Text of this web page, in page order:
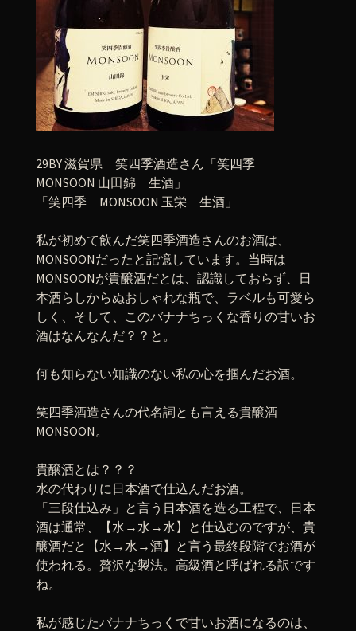
29BY 滋賀県 笑四季酒造さん「笑四季
MONSOON 山田錦 生酒」
「笑四季 MONSOON 玉栄 生酒」
私が初めて飲んだ笑四季酒造さんのお酒は、
MONSOONだったと記憶しています。当時は
MONSOONが貴醸酒だとは、認識しておらず、日
本酒らしからぬおしゃれな瓶で、ラベルも可愛ら
しく、そして、このバナナちっくな香りの甘いお
酒はなんなんだ？？と。
何も知らない知識のない私の心を掴んだお酒。
笑四季酒造さんの代名詞とも言える貴醸酒
MONSOON。
貴醸酒とは？？？
水の代わりに日本酒で仕込んだお酒。
「三段仕込み」と言う日本酒を造る工程で、日本
酒は通常、【水→水→水】と仕込むのですが、貴
醸酒だと【水→水→酒】と言う最終段階でお酒が
使われる。贅沢な製法。高級酒と呼ばれる訳です
ね。
私が感じたバナナちっくで甘いお酒になるのは、